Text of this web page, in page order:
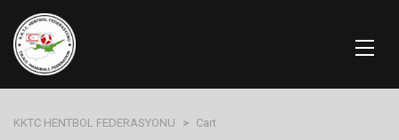
KKTC HENTBOL FEDERASYONU > Cart